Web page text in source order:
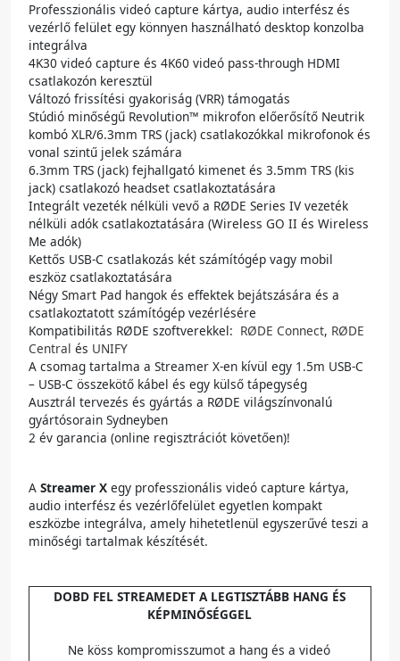
Professzionális videó capture kártya, audio interfész és
vezérlő felület egy könnyen használható desktop konzolba
integrálva
4K30 videó capture és 4K60 videó pass-through HDMI
csatlakozón keresztül
Változó frissítési gyakoriság (VRR) támogatás
Stúdió minőségű Revolution™ mikrofon előerősítő Neutrik
kombó XLR/6.3mm TRS (jack) csatlakozókkal mikrofonok és
vonal szintű jelek számára
6.3mm TRS (jack) fejhallgató kimenet és 3.5mm TRS (kis
jack) csatlakozó headset csatlakoztatására
Integrált vezeték nélküli vevő a RØDE Series IV vezeték
nélküli adók csatlakoztatására (Wireless GO II és Wireless
Me adók)
Kettős USB-C csatlakozás két számítógép vagy mobil
eszköz csatlakoztatására
Négy Smart Pad hangok és effektek bejátszására és a
csatlakoztatott számítógép vezérlésére
Kompatibilitás RØDE szoftverekkel: RØDE Connect, RØDE
Central és UNIFY
A csomag tartalma a Streamer X-en kívül egy 1.5m USB-C
– USB-C összekötő kábel és egy külső tápegység
Ausztrál tervezés és gyártás a RØDE világszínvonalú
gyártósorain Sydneyben
2 év garancia (online regisztrációt követően)!
A Streamer X egy professzionális videó capture kártya,
audio interfész és vezérlőfelület egyetlen kompakt
eszközbe integrálva, amely hihetetlenül egyszerűvé teszi a
minőségi tartalmak készítését.
DOBD FEL STREAMEDET A LEGTISZTÁBB HANG ÉS
KÉPMINŐSÉGGEL
Ne köss kompromisszumot a hang és a videó